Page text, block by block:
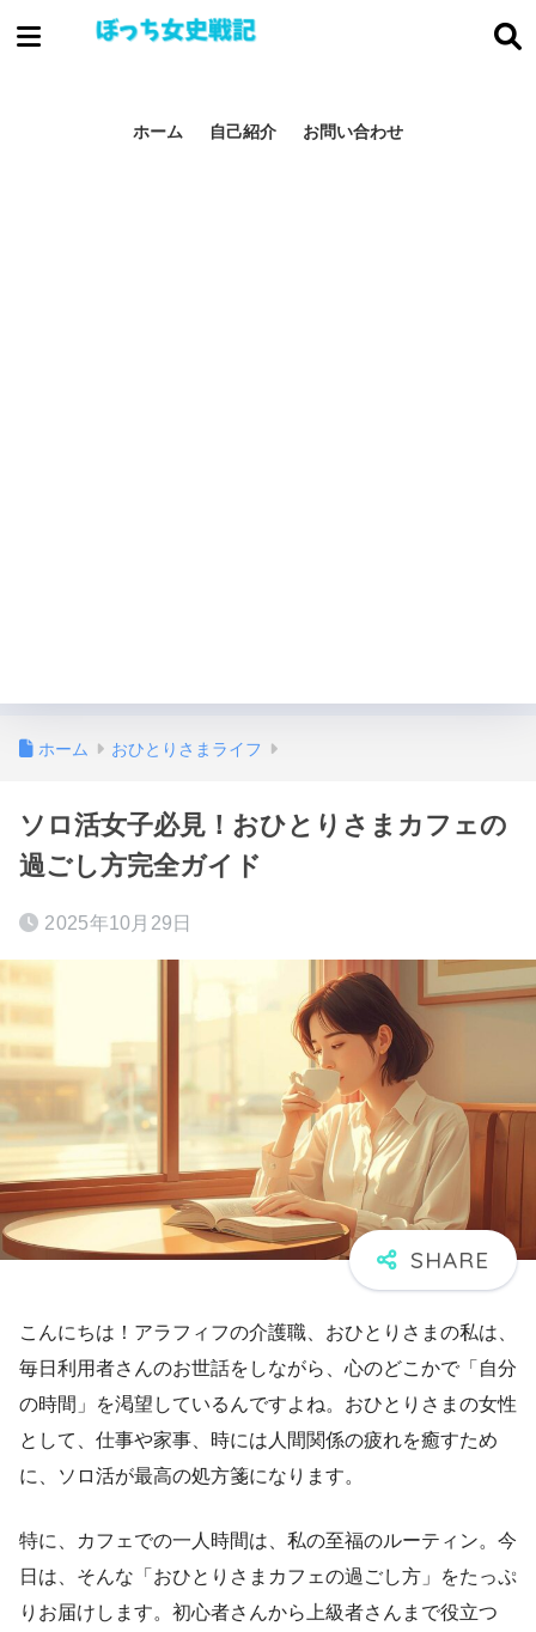
ホーム 自己紹介 お問い合わせ
ホーム おひとりさまライフ
ソロ活女子必見！おひとりさまカフェの
過ごし方完全ガイド
2025年10月29日
こんにちは！アラフィフの介護職、おひとりさまの私は、
毎日利用者さんのお世話をしながら、心のどこかで「自分
の時間」を渇望しているんですよね。おひとりさまの女性
として、仕事や家事、時には人間関係の疲れを癒すため
に、ソロ活が最高の処方箋になります。
特に、カフェでの一人時間は、私の至福のルーティン。今
日は、そんな「おひとりさまカフェの過ごし方」をたっぷ
りお届けします。初心者さんから上級者さんまで役立つ